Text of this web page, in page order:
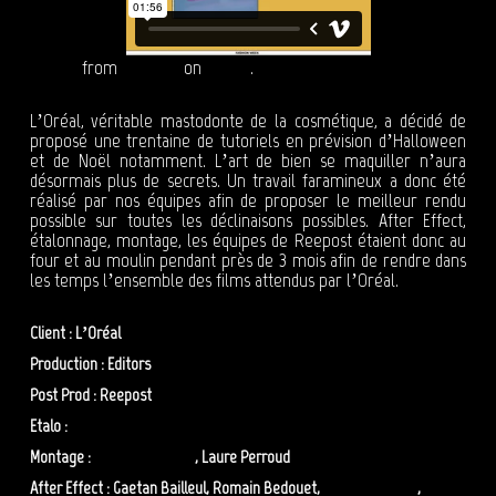
from on .
L’Oréal, véritable mastodonte de la cosmétique, a décidé de
proposé une trentaine de tutoriels en prévision d’Halloween
et de Noël notamment. L’art de bien se maquiller n’aura
désormais plus de secrets. Un travail faramineux a donc été
réalisé par nos équipes afin de proposer le meilleur rendu
possible sur toutes les déclinaisons possibles. After Effect,
étalonnage, montage, les équipes de Reepost étaient donc au
four et au moulin pendant près de 3 mois afin de rendre dans
les temps l’ensemble des films attendus par l’Oréal.
Client : L’Oréal
Production : Editors
Post Prod : Reepost
Etalo :
Montage :
, Laure Perroud
After Effect : Gaetan Bailleul, Romain Bedouet,
,